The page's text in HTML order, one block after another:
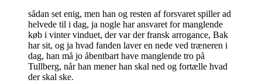
sådan set enig, men han og resten af forsvaret spiller ad
helvede til i dag, ja nogle har ansvaret for manglende
køb i vinter vinduet, der var der fransk arrogance, Bak
har sit, og ja hvad fanden laver en nede ved træneren i
dag, han må jo åbentbart have manglende tro på
Tullberg, når han mener han skal ned og fortælle hvad
der skal ske.